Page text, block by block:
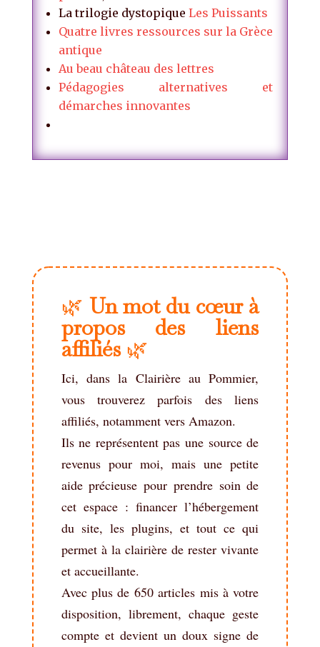
La trilogie dystopique Les Puissants
Quatre livres ressources sur la Grèce
antique
Au beau château des lettres
Pédagogies alternatives et
démarches innovantes
🌿 Un mot du cœur à
propos des liens
affiliés🌿
Ici, dans la Clairière au Pommier,
vous trouverez parfois des liens
affiliés, notamment vers Amazon.
Ils ne représentent pas une source de
revenus pour moi, mais une petite
aide précieuse pour prendre soin de
cet espace : financer l’hébergement
du site, les plugins, et tout ce qui
permet à la clairière de rester vivante
et accueillante.
Avec plus de 650 articles mis à votre
disposition, librement, chaque geste
compte et devient un doux signe de